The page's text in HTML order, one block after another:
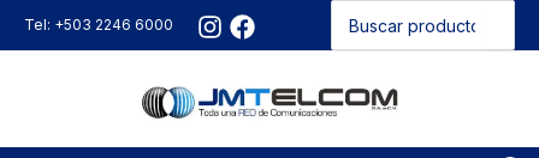
al
Tel: +503 2246 6000
por: